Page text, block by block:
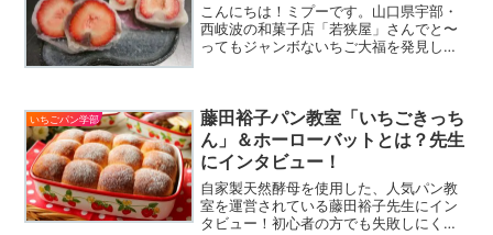
こんにちは！ミプーです。山口県宇部・
西岐波の和菓子店「若狭屋」さんでと〜
ってもジャンボないちご大福を発見しま
年からは更に大きく...
いちごパン学部
藤田裕子パン教室「いちごきっち
ん」＆ホーローバットとは？先生
にインタビュー！
自家製天然酵母を使用した、人気パン教
室を運営されている藤田裕子先生にイン
タビュー！初心者の方でも失敗しにくい